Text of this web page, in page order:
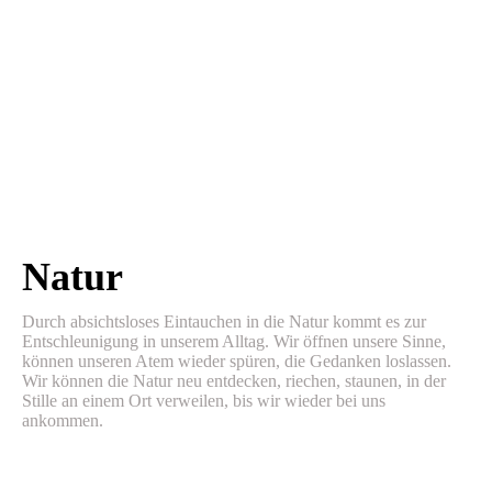
Natur
Durch absichtsloses Eintauchen in die Natur kommt es zur
Entschleunigung in unserem Alltag. Wir öffnen unsere Sinne,
können unseren Atem wieder spüren, die Gedanken loslassen.
Wir können die Natur neu entdecken, riechen, staunen, in der
Stille an einem Ort verweilen, bis wir wieder bei uns
ankommen.